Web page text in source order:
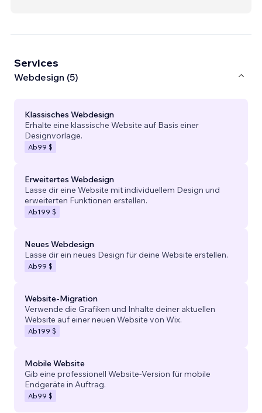
Services
Webdesign (5)
Klassisches Webdesign
Erhalte eine klassische Website auf Basis einer
Designvorlage.
Ab99 $
Erweitertes Webdesign
Lasse dir eine Website mit individuellem Design und
erweiterten Funktionen erstellen.
Ab199 $
Neues Webdesign
Lasse dir ein neues Design für deine Website erstellen.
Ab99 $
Website-Migration
Verwende die Grafiken und Inhalte deiner aktuellen
Website auf einer neuen Website von Wix.
Ab199 $
Mobile Website
Gib eine professionell Website-Version für mobile
Endgeräte in Auftrag.
Ab99 $